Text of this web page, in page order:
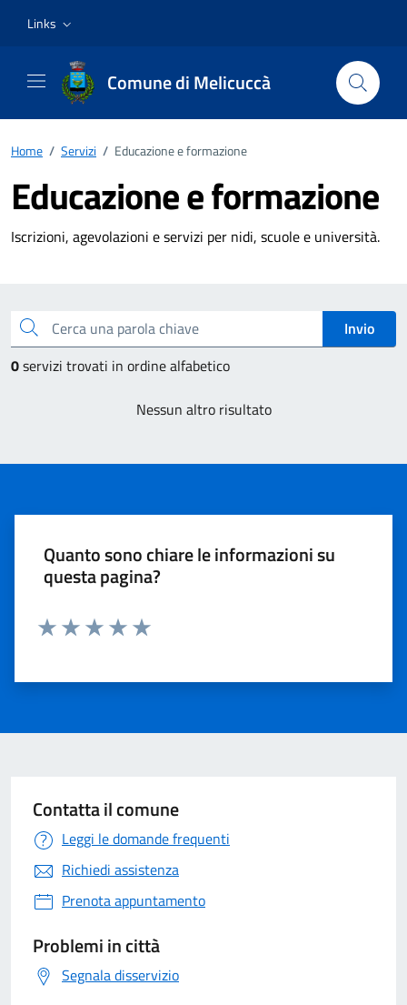
Links
Comune di Melicuccà
Home / Servizi / Educazione e formazione
Educazione e formazione
Iscrizioni, agevolazioni e servizi per nidi, scuole e università.
Cerca una parola chiave
Invio
0servizi trovati in ordine alfabetico
Nessun altro risultato
Quanto sono chiare le informazioni su
questa pagina?
Contatta il comune
Leggi le domande frequenti
Richiedi assistenza
Prenota appuntamento
Problemi in città
Segnala disservizio